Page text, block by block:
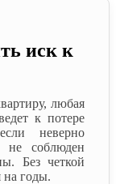
иск к
любая
к потере
неверно
не соблюден
Без четкой
на годы.